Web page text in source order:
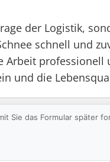
der Logistik,
schnell und
und die
Sie das Formular später